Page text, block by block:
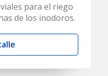
para el riego
de los inodoros.